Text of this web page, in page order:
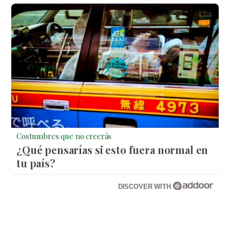
Costumbres que no creerás
¿Qué pensarías si esto fuera normal en
tu país?
DISCOVER WITH